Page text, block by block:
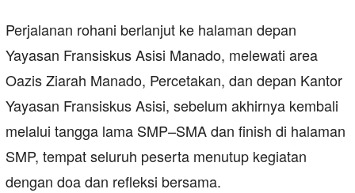
Perjalanan rohani berlanjut ke halaman depan
Yayasan Fransiskus Asisi Manado, melewati area
Oazis Ziarah Manado, Percetakan, dan depan Kantor
Yayasan Fransiskus Asisi, sebelum akhirnya kembali
melalui tangga lama SMP–SMA dan finish di halaman
SMP, tempat seluruh peserta menutup kegiatan
dengan doa dan refleksi bersama.